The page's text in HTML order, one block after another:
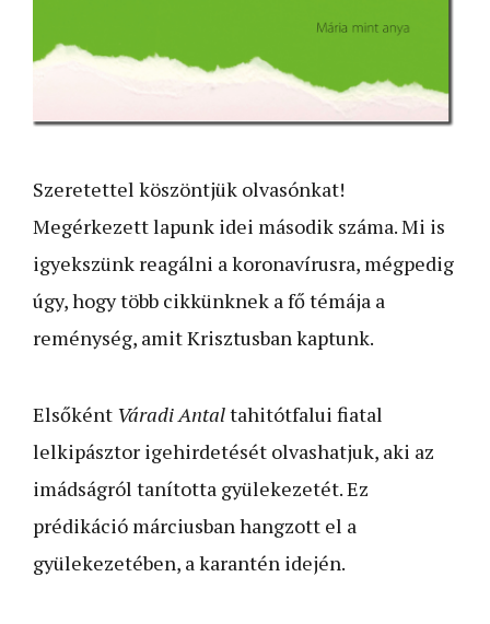
Szeretettel köszöntjük olvasónkat!
Megérkezett lapunk idei második száma. Mi is
igyekszünk reagálni a koronavírusra, mégpedig
úgy, hogy több cikkünknek a fő témája a
reménység, amit Krisztusban kaptunk.
Elsőként Váradi Antaltahitótfalui fiatal
lelkipásztor igehirdetését olvashatjuk, aki az
imádságról tanította gyülekezetét. Ez
prédikáció márciusban hangzott el a
gyülekezetében, a karantén idején.